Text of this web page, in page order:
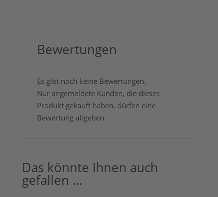
Bewertungen
Es gibt noch keine Bewertungen.
Nur angemeldete Kunden, die dieses
Produkt gekauft haben, dürfen eine
Bewertung abgeben.
Das könnte Ihnen auch
gefallen …